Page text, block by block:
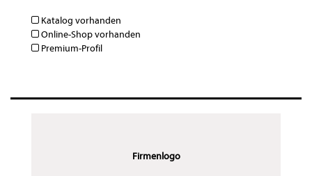
Katalog vorhanden
Online-Shop vorhanden
Premium-Profil
Firmenlogo